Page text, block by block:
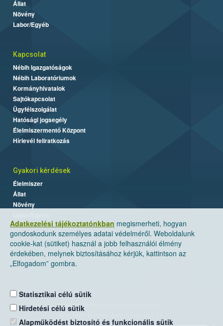
Adatkezelési tájékoztatónkban megismerheti, hogyan
gondoskodunk személyes adatai védelméről. Weboldalunk
cookie-kat (sütiket) használ a jobb felhasználói élmény
érdekében, melynek biztosításához kérjük, kattintson az
„Elfogadom” gombra.
Statisztikai célú sütik
Hirdetési célú sütik
Alapműködést biztosító és funkcionális sütik
Állat
Növény
Labor/Egyéb
Kapcsolat
Nébih Igazgatóságok
Nébih Laboratóriumok
Kormányhivatalok
Sajtókapcsolat
Ügyfélszolgálat
Hatósági jogsegély
Élelmiszermentő Központ
Hírlevél feliratkozás
Gyakori kérdések
Élelmiszer
Állat
Növény
Nemzeti Élelmiszerlánc-biztonsági Hivatal
Levelezési cím: 1525 Budapest. Pf. 30.